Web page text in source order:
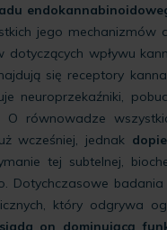
jego mechanizmów
wpływu
się receptory
neuroprzekaźniki,
O równowadze
wcześniej, jednak
tej subtelnej,
Dotychczasowe badania
który odgrywa
on dominującą